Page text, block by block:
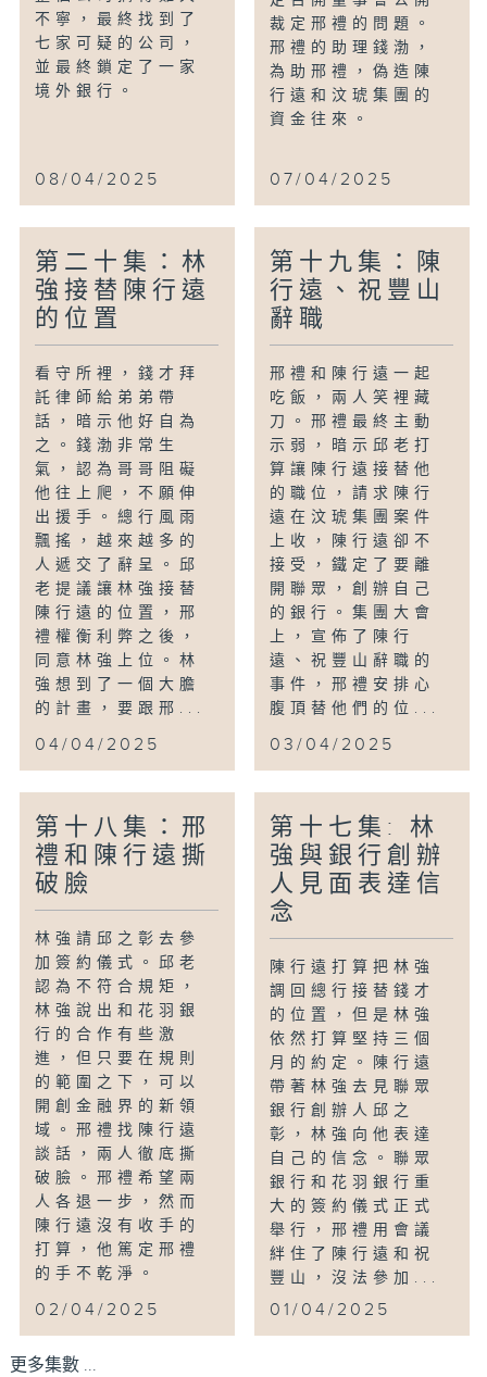
不寧，最終找到了
七家可疑的公司，
並最終鎖定了一家
境外銀行。
08/04/2025
裁定邢禮的問題。
邢禮的助理錢渤，
為助邢禮，偽造陳
行遠和汶琥集團的
資金往來。
07/04/2025
第二十集：林
強接替陳行遠
的位置
看守所裡，錢才拜
託律師給弟弟帶
話，暗示他好自為
之。錢渤非常生
氣，認為哥哥阻礙
他往上爬，不願伸
出援手。總行風雨
飄搖，越來越多的
人遞交了辭呈。邱
老提議讓林強接替
陳行遠的位置，邢
禮權衡利弊之後，
同意林強上位。林
強想到了一個大膽
的計畫，要跟邢...
04/04/2025
第十九集：陳
行遠、祝豐山
辭職
邢禮和陳行遠一起
吃飯，兩人笑裡藏
刀。邢禮最終主動
示弱，暗示邱老打
算讓陳行遠接替他
的職位，請求陳行
遠在汶琥集團案件
上收，陳行遠卻不
接受，鐵定了要離
開聯眾，創辦自己
的銀行。集團大會
上，宣佈了陳行
遠、祝豐山辭職的
事件，邢禮安排心
腹頂替他們的位...
03/04/2025
第十八集：邢
禮和陳行遠撕
破臉
林強請邱之彰去參
加簽約儀式。邱老
認為不符合規矩，
林強說出和花羽銀
行的合作有些激
進，但只要在規則
的範圍之下，可以
開創金融界的新領
域。邢禮找陳行遠
談話，兩人徹底撕
破臉。邢禮希望兩
人各退一步，然而
陳行遠沒有收手的
打算，他篤定邢禮
的手不乾淨。
02/04/2025
第十七集: 林
強與銀行創辦
人見面表達信
念
陳行遠打算把林強
調回總行接替錢才
的位置，但是林強
依然打算堅持三個
月的約定。陳行遠
帶著林強去見聯眾
銀行創辦人邱之
彰，林強向他表達
自己的信念。聯眾
銀行和花羽銀行重
大的簽約儀式正式
舉行，邢禮用會議
絆住了陳行遠和祝
豐山，沒法參加...
01/04/2025
更多集數 ...